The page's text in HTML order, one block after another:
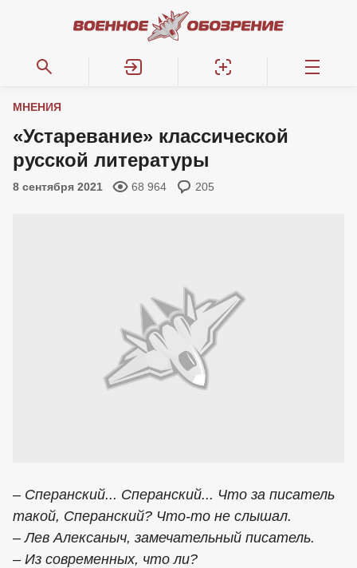
МНЕНИЯ
«Устаревание» классической
русской литературы
8 сентября 2021 68 964 205
– Сперанский... Сперанский... Что за писатель
такой, Сперанский? Что-то не слышал.
– Лев Алексаныч, замечательный писатель.
– Из современных, что ли?